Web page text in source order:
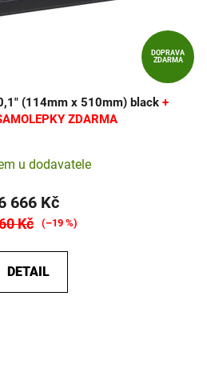
DOPRAVA
ZDARMA
(114mm x 510mm) black +
ZDARMA
u dodavatele
666 Kč
Kč (–19 %)
DETAIL